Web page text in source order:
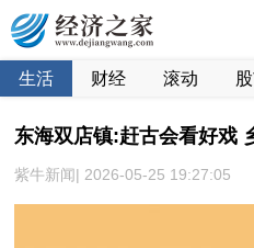
生活 财经 滚动
东海双店镇:赶古会看好戏
紫牛新闻| 2026-05-25 19:27:05